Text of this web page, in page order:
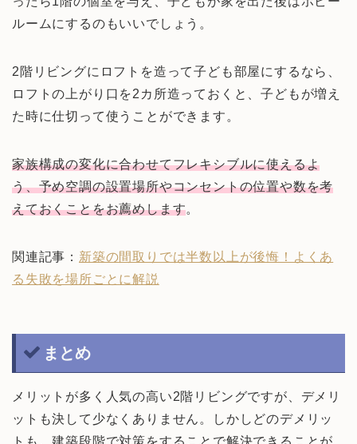
ルームにするのもいいでしょう。
2階リビングにロフトを造って子ども部屋にするなら、
ロフトの上がり口を2カ所造っておくと、子どもが増え
た時に仕切って使うことができます。
家族構成の変化に合わせてフレキシブルに使えるよ
う、予め空調の設置場所やコンセントの位置や数を考
えておくことをお薦めします。
関連記事： 新築の間取りでは半数以上が後悔！よくあ
る失敗を場所ごとに解説
まとめ
メリットが多く人気の高い2階リビングですが、デメリ
ットも決して少なくありません。しかしどのデメリッ